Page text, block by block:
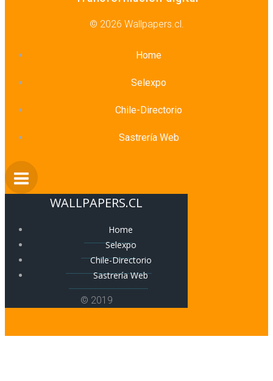
© 2026 Wallpapers.cl.
Home
Selexpo
Chile-Directorio
Sastrería Web
WALLPAPERS.CL
Home
Selexpo
Chile-Directorio
Sastrería Web
© 2019